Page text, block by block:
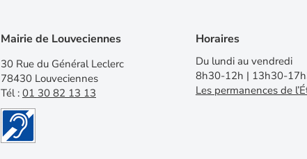
Mairie de Louveciennes
30 Rue du Général Leclerc
78430 Louveciennes
Tél : 01 30 82 13 13
Horaires
Du lundi au vendredi
8h30-12h | 13h30-
Les permanences de